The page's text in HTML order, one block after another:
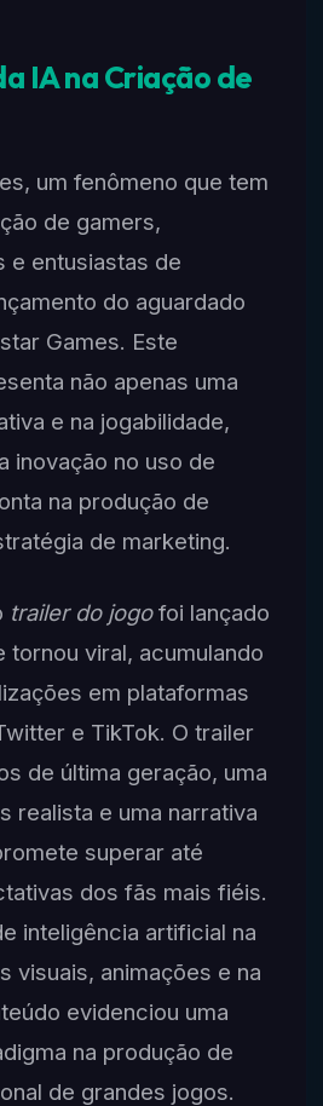
IA na Criação de
um fenômeno que tem
de gamers,
e entusiastas de
do aguardado
Games. Este
não apenas uma
e na jogabilidade,
inovação no uso de
na produção de
de marketing.
trailer do jogofoi lançado
tornou viral, acumulando
em plataformas
e TikTok. O trailer
de última geração, uma
realista e uma narrativa
superar até
dos fãs mais fiéis.
inteligência artificial na
visuais, animações e na
evidenciou uma
na produção de
de grandes jogos.